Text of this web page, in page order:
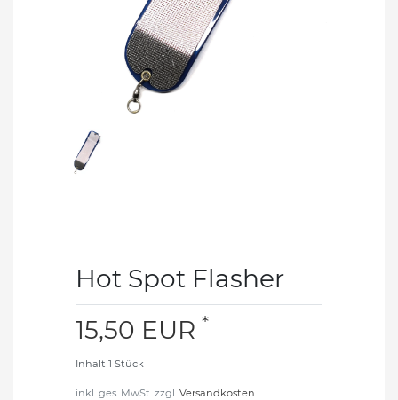
Hot Spot Flasher
15,50 EUR *
Inhalt 1 Stück
inkl. ges. MwSt. zzgl. Versandkosten